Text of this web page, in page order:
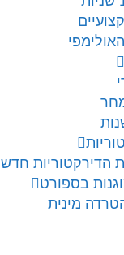
הדירקטוריות חדש
בספורט
מינית